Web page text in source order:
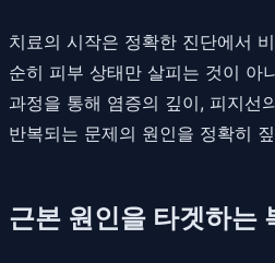
치료의 시작은 정확한 진단에서
순히 피부 상태만 살피는 것이 아
과정을 통해 염증의 깊이, 피지선
반복되는 문제의 원인을 정확히
근본 원인을 타겟하는